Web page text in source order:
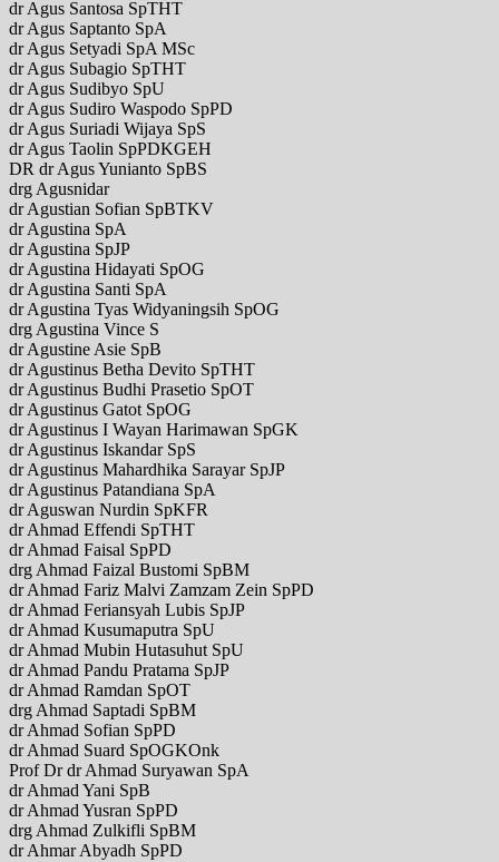
dr Agus Santosa SpTHT
dr Agus Saptanto SpA
dr Agus Setyadi SpA MSc
dr Agus Subagio SpTHT
dr Agus Sudibyo SpU
dr Agus Sudiro Waspodo SpPD
dr Agus Suriadi Wijaya SpS
dr Agus Taolin SpPDKGEH
DR dr Agus Yunianto SpBS
drg Agusnidar
dr Agustian Sofian SpBTKV
dr Agustina SpA
dr Agustina SpJP
dr Agustina Hidayati SpOG
dr Agustina Santi SpA
dr Agustina Tyas Widyaningsih SpOG
drg Agustina Vince S
dr Agustine Asie SpB
dr Agustinus Betha Devito SpTHT
dr Agustinus Budhi Prasetio SpOT
dr Agustinus Gatot SpOG
dr Agustinus I Wayan Harimawan SpGK
dr Agustinus Iskandar SpS
dr Agustinus Mahardhika Sarayar SpJP
dr Agustinus Patandiana SpA
dr Aguswan Nurdin SpKFR
dr Ahmad Effendi SpTHT
dr Ahmad Faisal SpPD
drg Ahmad Faizal Bustomi SpBM
dr Ahmad Fariz Malvi Zamzam Zein SpPD
dr Ahmad Feriansyah Lubis SpJP
dr Ahmad Kusumaputra SpU
dr Ahmad Mubin Hutasuhut SpU
dr Ahmad Pandu Pratama SpJP
dr Ahmad Ramdan SpOT
drg Ahmad Saptadi SpBM
dr Ahmad Sofian SpPD
dr Ahmad Suard SpOGKOnk
Prof Dr dr Ahmad Suryawan SpA
dr Ahmad Yani SpB
dr Ahmad Yusran SpPD
drg Ahmad Zulkifli SpBM
dr Ahmar Abyadh SpPD